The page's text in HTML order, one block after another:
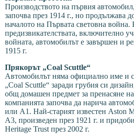
Производството на първия
започва през 1914 г., но продължава
началото на Първата световна война.
предизвикателствата, включително
войната, автомобилът е завършен и
1915 г.
Прякорът „Coal Scuttle“
Автомобилът няма официално име и
„Coal Scuttle“ заради грубия си
общ домашен предмет за пренасяне
компанията започва да нарича
или A1. Най-старият известен Aston
A3, произведен през 1921 г. и
Heritage Trust през 2002 г.